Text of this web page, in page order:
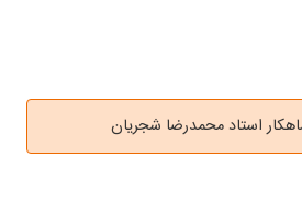
استاد محمدرضا شجریان